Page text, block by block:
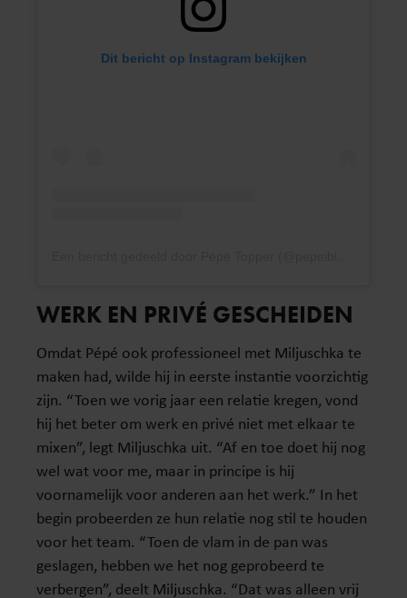
Dit bericht op Instagram bekijken
WERK EN PRIVÉ GESCHEIDEN
Omdat Pépé ook professioneel met Miljuschka te
maken had, wilde hij in eerste instantie voorzichtig
zijn. “Toen we vorig jaar een relatie kregen, vond
hij het beter om werk en privé niet met elkaar te
mixen”, legt Miljuschka uit. “Af en toe doet hij nog
wel wat voor me, maar in principe is hij
voornamelijk voor anderen aan het werk.” In het
begin probeerden ze hun relatie nog stil te houden
voor het team. “Toen de vlam in de pan was
geslagen, hebben we het nog geprobeerd te
verbergen”, deelt Miljuschka. “Dat was alleen vrij